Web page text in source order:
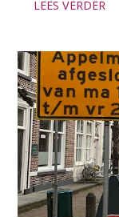
LEES VERDER